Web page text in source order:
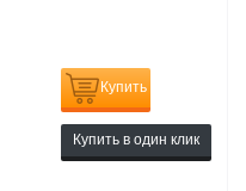
Купить
Купить в один клик